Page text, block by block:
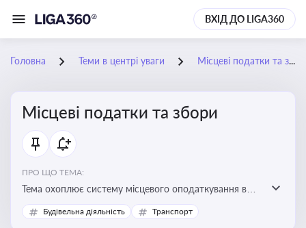
ВХІД ДО LIGA360
Головна Теми в центрі уваги Місцеві податки та збори
Місцеві податки та збори
ПРО ЩО ТЕМА:
Тема охоплює систему місцевого оподаткування в
Україні, включаючи туристичний збір, плату за
земельні ділянки, за паркування транспорту
Будівельна діяльність Транспорт